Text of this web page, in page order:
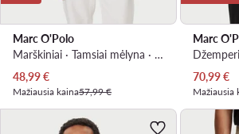
Marc O'Polo
Marškiniai · Tamsiai mėlyna · Regular Fit
Dabartinė kaina
48,99€
Mažiausia kaina57,99 €
Marc
70,99€
Mažiausia